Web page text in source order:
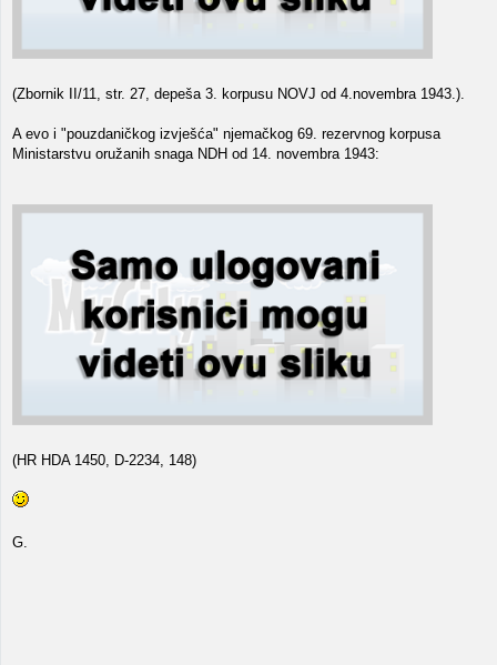
(Zbornik II/11, str. 27, depeša 3. korpusu NOVJ od 4.novembra 1943.).
A evo i "pouzdaničkog izvješća" njemačkog 69. rezervnog korpusa
Ministarstvu oružanih snaga NDH od 14. novembra 1943:
(HR HDA 1450, D-2234, 148)
G.